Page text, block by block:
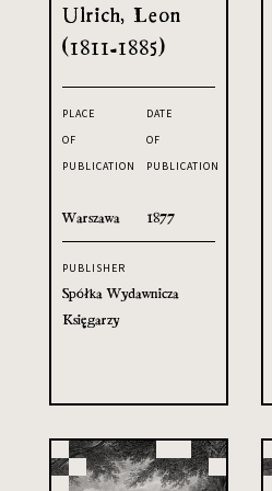
Ulrich, Leon
(1811-1885)
PLACE
OF
PUBLICATION
Warszawa
DATE
OF
PUBLICATION
1877
PUBLISHER
Spółka Wydawnicza
Księgarzy